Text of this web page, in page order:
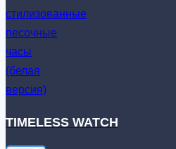
TIMELESS WATCH